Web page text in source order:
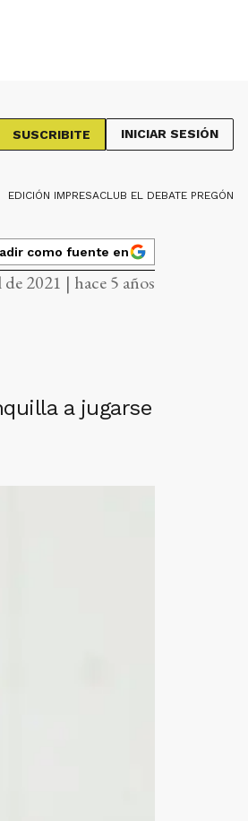
SUSCRIBITE INICIAR SESIÓN
EDICIÓN IMPRESACLUB EL DEBATE PREGÓN
como fuente en
2021 | hace 5 años
a jugarse